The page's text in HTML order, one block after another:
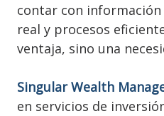
contar con
real y procesos
ventaja, sino una
Singular Wealth
en servicios de